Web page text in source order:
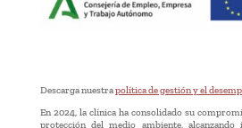
Descarga nuestrapolítica de gestión y el
En 2024, la clínica ha consolidado su
protección del medio ambiente,